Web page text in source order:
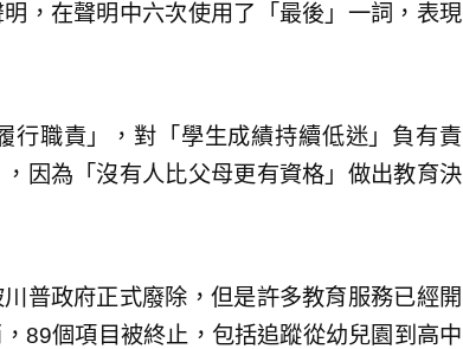
，在聲明中六次使用了「最後」一詞，表現
行職責」，對「學生成績持續低迷」負有責
因為「沒有人比父母更有資格」做出教育決
普政府正式廢除，但是許多教育服務已經開
89個項目被終止，包括追蹤從幼兒園到高中